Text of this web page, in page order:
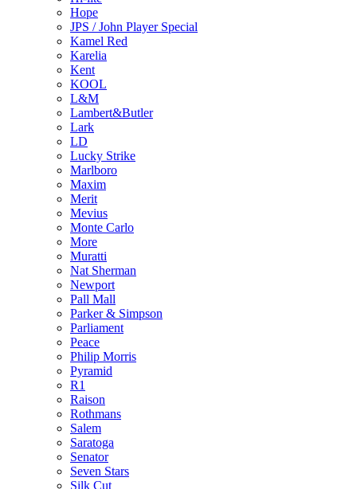
Hope
JPS / John Player Special
Kamel Red
Karelia
Kent
KOOL
L&M
Lambert&Butler
Lark
LD
Lucky Strike
Marlboro
Maxim
Merit
Mevius
Monte Carlo
More
Muratti
Nat Sherman
Newport
Pall Mall
Parker & Simpson
Parliament
Peace
Philip Morris
Pyramid
R1
Raison
Rothmans
Salem
Saratoga
Senator
Seven Stars
Silk Cut